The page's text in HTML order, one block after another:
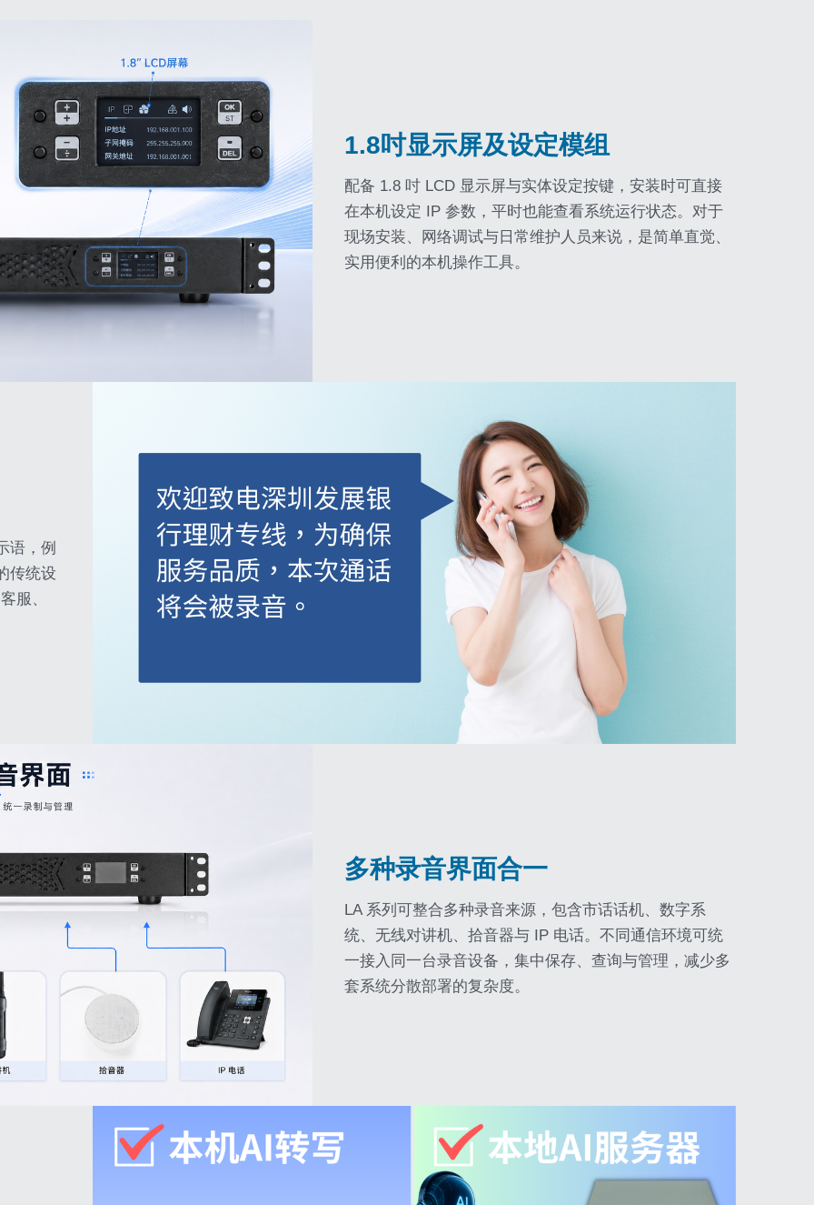
1.8吋显示屏及设定模组
配备 1.8 吋 LCD 显示屏与实体设定按键，安装时可直接
在本机设定 IP 参数，平时也能查看系统运行状态。对于
现场安装、网络调试与日常维护人员来说，是简单直觉、
实用便利的本机操作工具。
语，例
传统设
服、
多种录音界面合一
LA 系列可整合多种录音来源，包含市话话机、数字系
统、无线对讲机、拾音器与 IP 电话。不同通信环境可统
一接入同一台录音设备，集中保存、查询与管理，减少多
套系统分散部署的复杂度。